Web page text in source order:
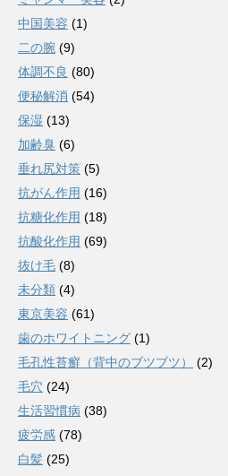
中国美容 (1)
二の腕 (9)
体調不良 (80)
便秘解消 (54)
保湿 (13)
加齢臭 (6)
垂れ尻対策 (5)
抗がん作用 (16)
抗糖化作用 (18)
抗酸化作用 (69)
抜け毛 (8)
未分類 (4)
東京美容 (61)
歯のホワイトニング (1)
毛孔性苔癬（背中のブツブツ）
(2)
毛穴 (24)
生活習慣病 (38)
疲労感 (78)
白髪 (25)